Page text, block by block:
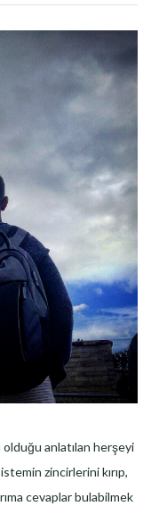
olduğu anlatılan herşeyi
zincirlerini kırıp,
cevaplar bulabilmek